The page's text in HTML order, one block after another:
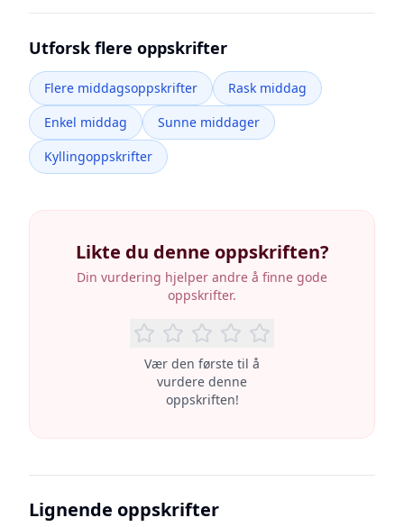
Utforsk flere oppskrifter
Flere middagsoppskrifter
Rask middag
Enkel middag
Sunne middager
Kyllingoppskrifter
Likte du denne oppskriften?
Din vurdering hjelper andre å finne gode
oppskrifter.
Vær den første til å
vurdere denne
oppskriften!
Lignende oppskrifter